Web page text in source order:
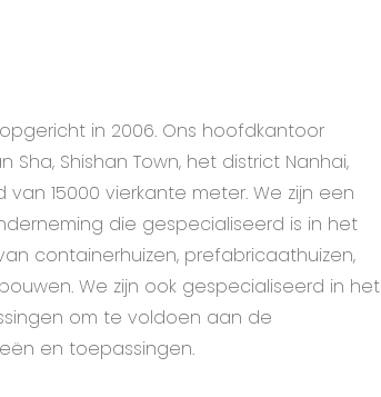
in 2006. Ons hoofdkantoor
Shishan Town, het district Nanhai,
15000 vierkante meter. We zijn een
die gespecialiseerd is in het
containerhuizen, prefabricaathuizen,
We zijn ook gespecialiseerd in het
om te voldoen aan de
en toepassingen.